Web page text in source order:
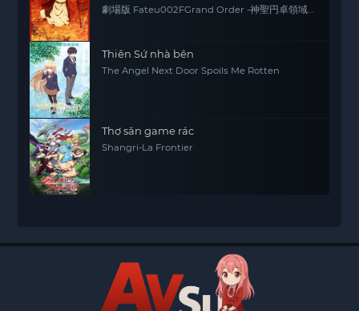
劇場版 Fateu002FGrand Order -神聖円卓領域
Thiên Sứ nhà bên
The Angel Next Door Spoils Me Rotten
Thợ săn game rác
Shangri-La Frontier